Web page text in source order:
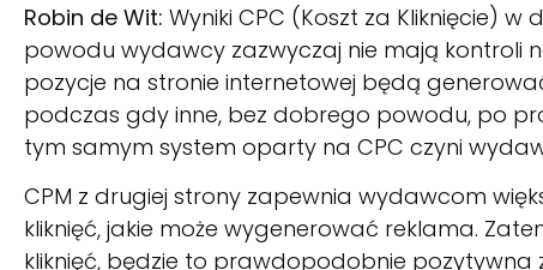
Robin de Wit: Wyniki CPC (Koszt za Kliknięcie)
powodu wydawcy zazwyczaj nie mają kontroli
pozycje na stronie internetowej będą
podczas gdy inne, bez dobrego powodu, po
tym samym system oparty na CPC czyni
CPM z drugiej strony zapewnia wydawcom
kliknięć, jakie może wygenerować reklama.
kliknięć, będzie to prawdopodobnie pozytywna